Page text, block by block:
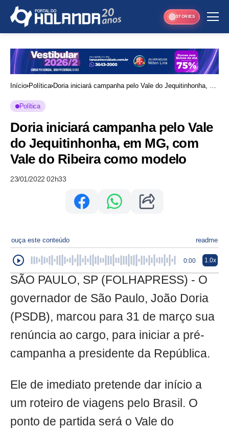
STORIES
Início Política Doria iniciará campanha pelo Vale do Jequitinhonha, em
Política
Doria iniciará campanha pelo Vale
do Jequitinhonha, em MG, com
Vale do Ribeira como modelo
23/01/2022 02h33
ouça este conteúdo readme
0:00 1.0x
SÃO PAULO, SP (FOLHAPRESS) - O
governador de São Paulo, João Doria
(PSDB), marcou para 31 de março sua
renúncia ao cargo, para iniciar a pré-
campanha a presidente da República.
Ele de imediato pretende dar início a
um roteiro de viagens pelo Brasil. O
ponto de partida será o Vale do